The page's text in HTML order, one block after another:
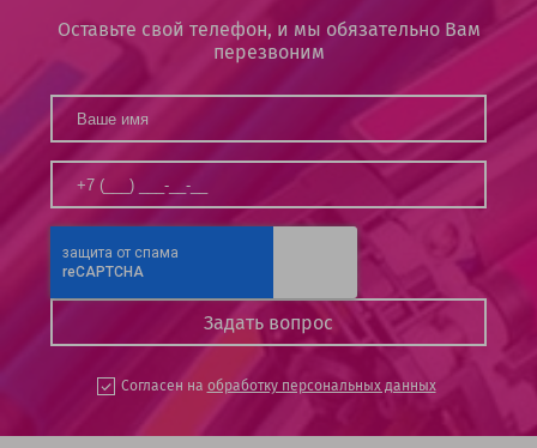
Оставьте свой телефон, и мы обязательно Вам
перезвоним
Согласен на обработку персональных данных